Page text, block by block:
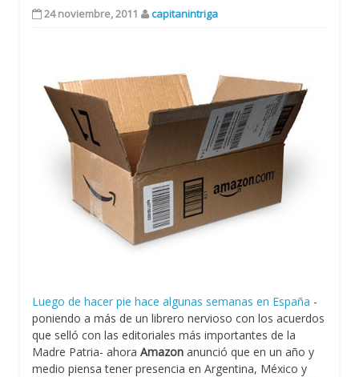
24 noviembre, 2011 capitanintriga
Luego de hacer pie hace algunas semanas en España -
poniendo a más de un librero nervioso con los acuerdos
que selló con las editoriales más importantes de la
Madre Patria- ahora Amazon anunció que en un año y
medio piensa tener presencia en Argentina, México y